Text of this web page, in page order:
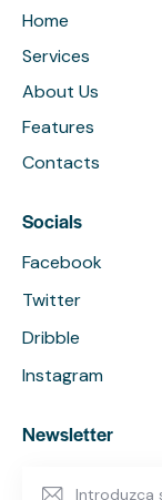
Home
Services
About Us
Features
Contacts
Socials
Facebook
Twitter
Dribble
Instagram
Newsletter